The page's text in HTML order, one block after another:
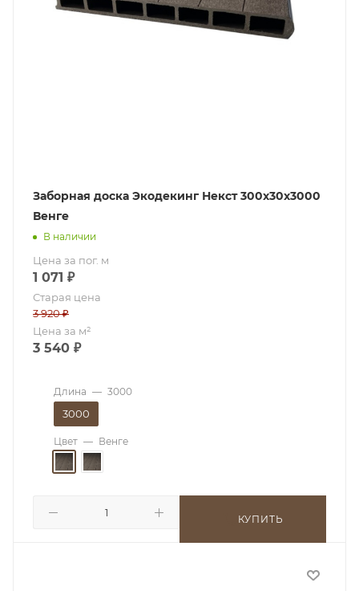
Заборная доска Экодекинг Некст 300х30х3000
Венге
В наличии
Цена за пог. м
1 071 ₽
Старая цена
3 920₽
Цена за м²
3 540 ₽
Длина — 3000
3000
Цвет — Венге
КУПИТЬ